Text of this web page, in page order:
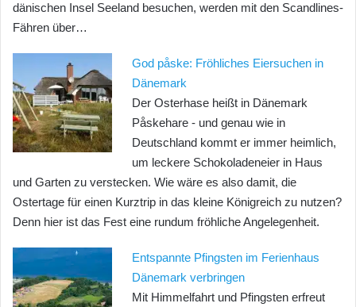
dänischen Insel Seeland besuchen, werden mit den Scandlines-
Fähren über…
God påske: Fröhliches Eiersuchen in
Dänemark
Der Osterhase heißt in Dänemark
Påskehare - und genau wie in
Deutschland kommt er immer heimlich,
um leckere Schokoladeneier in Haus
und Garten zu verstecken. Wie wäre es also damit, die
Ostertage für einen Kurztrip in das kleine Königreich zu nutzen?
Denn hier ist das Fest eine rundum fröhliche Angelegenheit.
Entspannte Pfingsten im Ferienhaus
Dänemark verbringen
Mit Himmelfahrt und Pfingsten erfreut